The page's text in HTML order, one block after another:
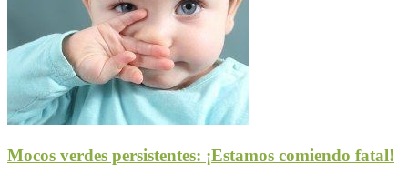
Mocos verdes persistentes: ¡Estamos comiendo fatal!